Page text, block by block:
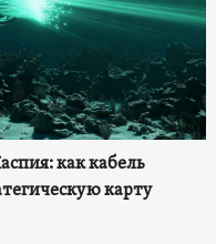
как кабель
карту